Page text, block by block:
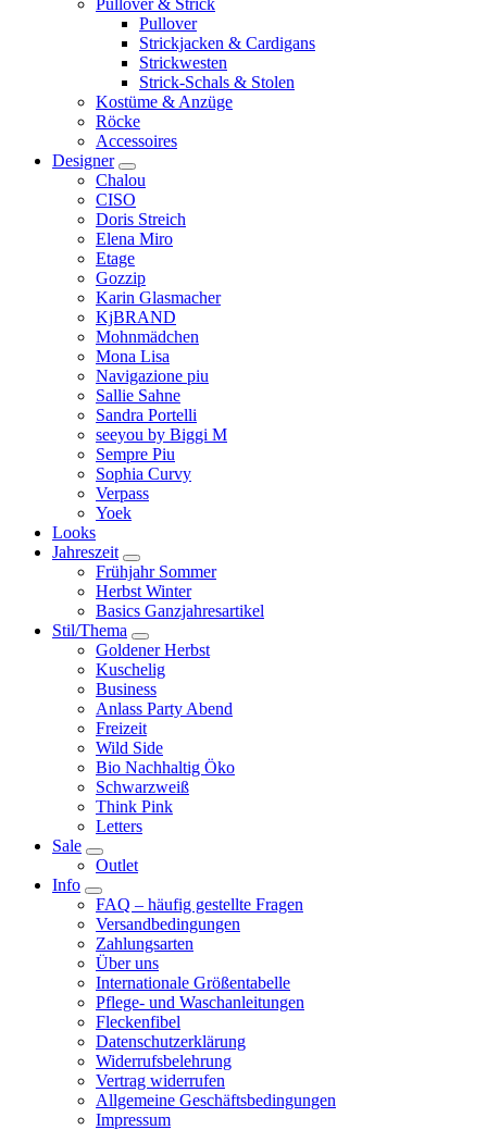
Pullover & Strick
Pullover
Strickjacken & Cardigans
Strickwesten
Strick-Schals & Stolen
Kostüme & Anzüge
Röcke
Accessoires
Designer
Chalou
CISO
Doris Streich
Elena Miro
Etage
Gozzip
Karin Glasmacher
KjBRAND
Mohnmädchen
Mona Lisa
Navigazione piu
Sallie Sahne
Sandra Portelli
seeyou by Biggi M
Sempre Piu
Sophia Curvy
Verpass
Yoek
Looks
Jahreszeit
Frühjahr Sommer
Herbst Winter
Basics Ganzjahresartikel
Stil/Thema
Goldener Herbst
Kuschelig
Business
Anlass Party Abend
Freizeit
Wild Side
Bio Nachhaltig Öko
Schwarzweiß
Think Pink
Letters
Sale
Outlet
Info
FAQ – häufig gestellte Fragen
Versandbedingungen
Zahlungsarten
Über uns
Internationale Größentabelle
Pflege- und Waschanleitungen
Fleckenfibel
Datenschutzerklärung
Widerrufsbelehrung
Vertrag widerrufen
Allgemeine Geschäftsbedingungen
Impressum